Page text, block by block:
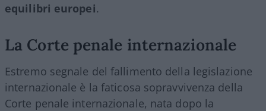
equilibri europei.
La Corte penale internazionale
Estremo segnale del fallimento della legislazione
internazionale è la faticosa sopravvivenza della
Corte penale internazionale, nata dopo la